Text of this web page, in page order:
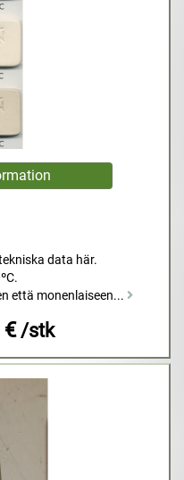
data här.
että monenlaiseen...
€ /stk